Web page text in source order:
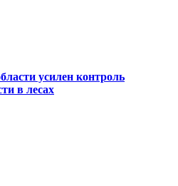
усилен контроль
в лесах